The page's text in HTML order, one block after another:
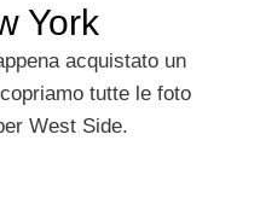
York
acquistato un
tutte le foto
West Side.